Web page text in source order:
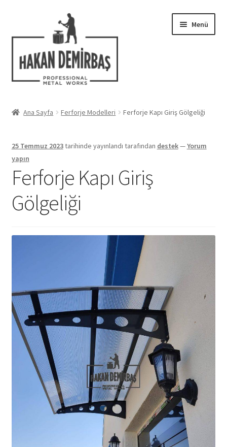
Menü
genişlet
Uygulamalar
Blog
İletişim
Ana Sayfa Ferforje Modelleri Ferforje Kapı Giriş Gölgeliği
25 Temmuz 2023tarihinde yayınlandı tarafından destek—Yorum
yapın
Ferforje Kapı Giriş
Gölgeliği